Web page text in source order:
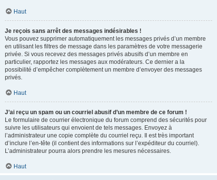
Haut
Je reçois sans arrêt des messages indésirables !
Vous pouvez supprimer automatiquement les messages privés d’un membre
en utilisant les filtres de message dans les paramètres de votre messagerie
privée. Si vous recevez des messages privés abusifs d’un membre en
particulier, rapportez les messages aux modérateurs. Ce dernier a la
possibilité d’empêcher complètement un membre d’envoyer des messages
privés.
Haut
J’ai reçu un spam ou un courriel abusif d’un membre de ce forum !
Le formulaire de courrier électronique du forum comprend des sécurités pour
suivre les utilisateurs qui envoient de tels messages. Envoyez à
l’administrateur une copie complète du courriel reçu. Il est très important
d’inclure l’en-tête (il contient des informations sur l’expéditeur du courriel).
L’administrateur pourra alors prendre les mesures nécessaires.
Haut